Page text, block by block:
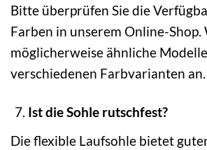
Bitte überprüfen Sie die
Farben in unserem Online-
möglicherweise ähnliche
verschiedenen Farbvarianten an.
Ist die Sohle rutschfest?
Die flexible Laufsohle bietet